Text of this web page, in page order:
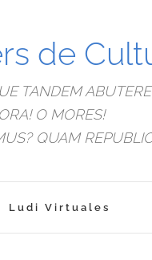
de
TANDEM
O MORES!
QUAM
Ludi Virtuales